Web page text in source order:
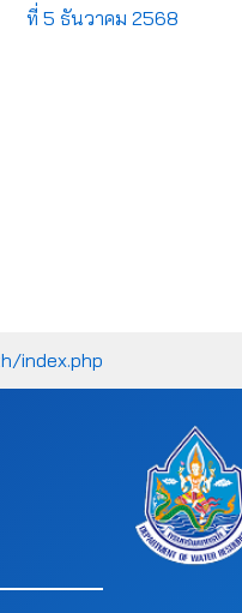
ที่ 5 ธันวาคม 2568
index.php